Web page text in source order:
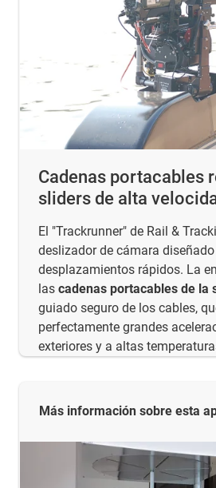
Cadenas portacables
sliders de alta
El "Trackrunner" de Rail &
deslizador de cámara
desplazamientos rápidos. La
las cadenas portacables de la
guiado seguro de los cables,
perfectamente grandes
exteriores y a altas
Más información sobre esta